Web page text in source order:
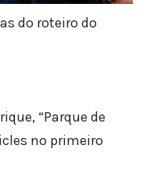
do roteiro do
“Parque de
no primeiro